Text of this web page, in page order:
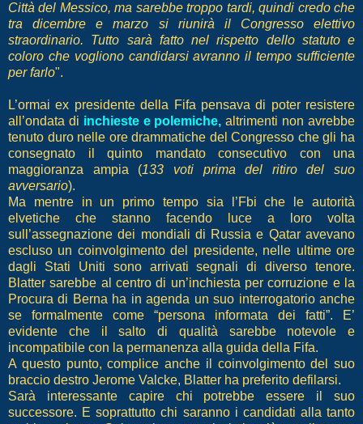
Città del Messico, ma sarebbe troppo tardi, quindi credo che
tra dicembre e marzo si riunirà il Congresso elettivo
straordinario. Tutto sarà fatto nel rispetto dello statuto e
coloro che vogliono candidarsi avranno il tempo sufficiente
per farlo".
L’ormai ex presidente della Fifa pensava di poter resistere
all’ondata di inchieste e polemiche, altrimenti non avrebbe
tenuto duro nelle ore drammatiche del Congresso che gli ha
consegnato il quinto mandato consecutivo con una
maggioranza ampia (133 voti prima del ritiro del suo
avversario).
Ma mentre in un primo tempo sia l’Fbi che le autorità
elvetiche che stanno facendo luce a loro volta
sull’assegnazione dei mondiali di Russia e Qatar avevano
escluso un coinvolgimento del presidente, nelle ultime ore
dagli Stati Uniti sono arrivati segnali di diverso tenore.
Blatter sarebbe al centro di un’inchiesta per corruzione e la
Procura di Berna ha in agenda un suo interrogatorio anche
se formalmente come “persona informata dei fatti”. E’
evidente che il salto di qualità sarebbe notevole e
incompatibile con la permanenza alla guida della Fifa.
A questo punto, complice anche il coinvolgimento del suo
braccio destro Jerome Valcke, Blatter ha preferito defilarsi.
Sarà interessante capire chi potrebbe essere il suo
successore. E soprattutto chi saranno i candidati alla tanto